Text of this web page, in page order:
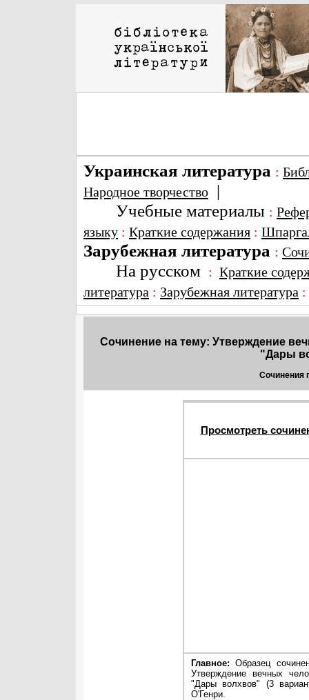
Украинская литература :
Народное творчество |
Учебные материалы :
языку : Краткие содержания :
Зарубежная литература :
На русском : Краткие
литература : Зарубежная литература
Сочинение на тему: Утверждение
"Дары
Сочинения
Просмотреть
Главное: Образец
Утверждение вечных
"Дары волхвов" (3
О'Генри.